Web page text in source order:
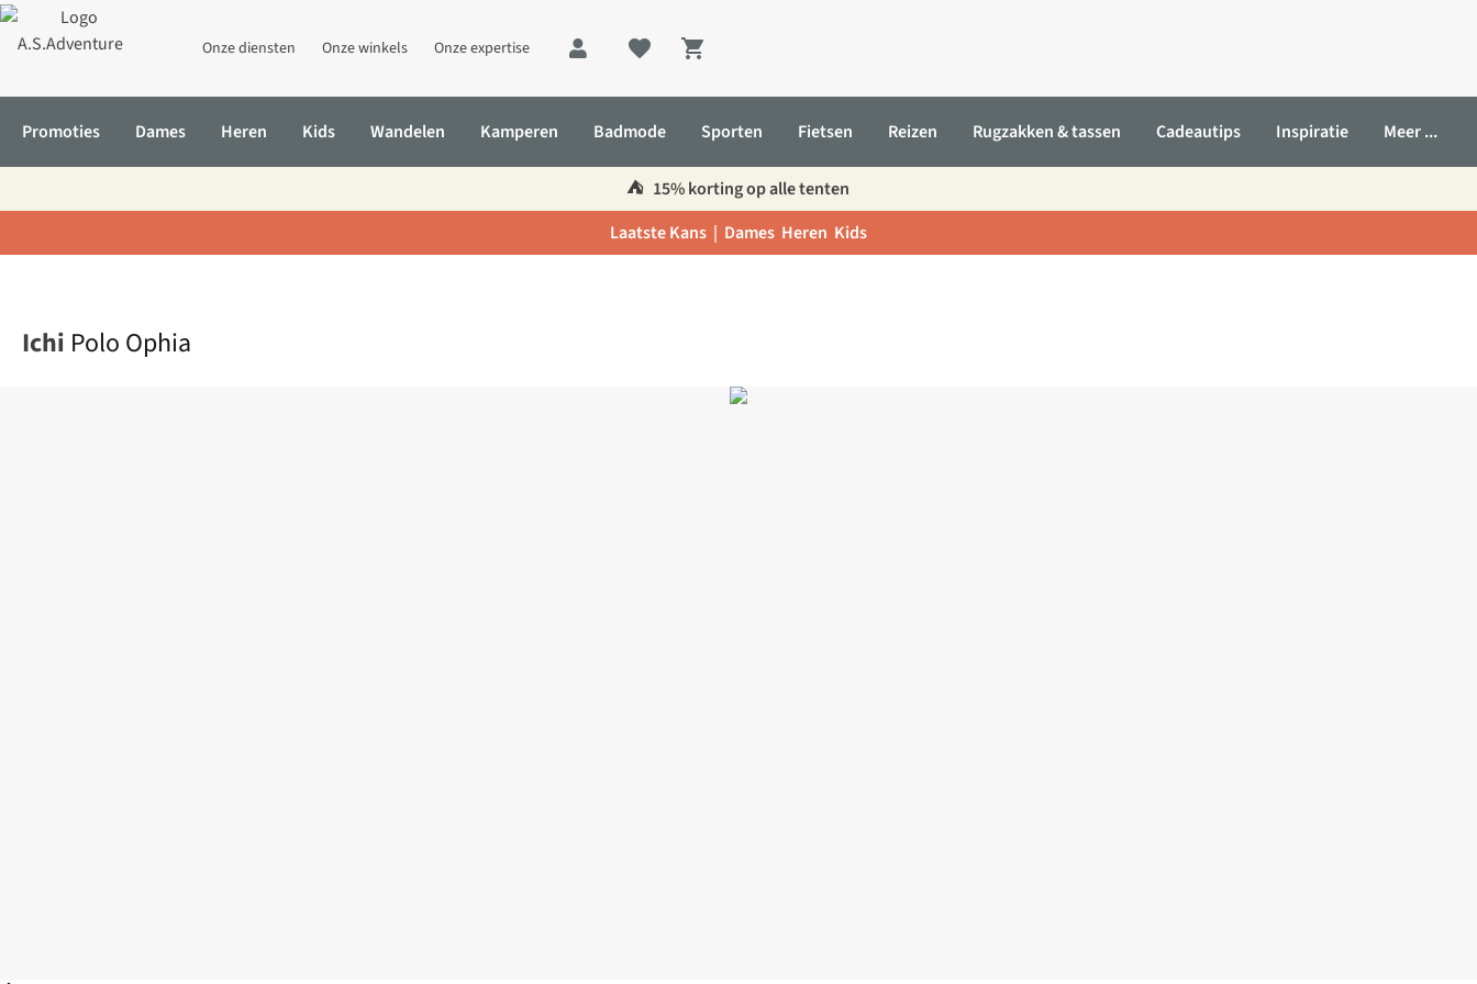
Onze diensten Onze winkels Onze expertise
Shopping cart
Promoties Dames Heren Kids Wandelen Kamperen Badmode Sporten Fietsen Reizen Rugzakken & tassen Cadeautips Inspiratie Meer ...
⛺️ 15% korting op alle tenten
Laatste Kans | Dames Heren Kids
Ichi Polo Ophia